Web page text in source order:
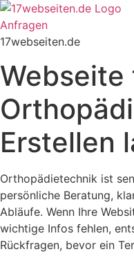
Zum
Inhalt
springen
Anfragen
17webseiten.de
Webseite
Erstellen
Orthopädietechnik ist
persönliche Beratung,
Abläufe. Wenn Ihre
wichtige Infos fehlen,
Rückfragen, bevor ein